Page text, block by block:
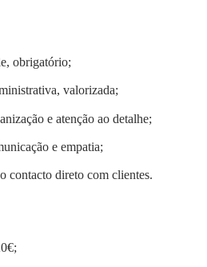
obrigatório;
valorizada;
e atenção ao detalhe;
e empatia;
contacto direto com clientes.